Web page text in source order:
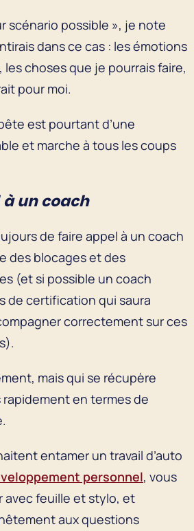
scénario possible », je note
dans ce cas : les émotions
choses que je pourrais faire,
pour moi.
est pourtant d’une
et marche à tous les coups
un coach
de faire appel à un coach
des blocages et des
(et si possible un coach
de certification qui saura
correctement sur ces
mais qui se récupère
en termes de
entamer un travail d’auto
personnel, vous
avec feuille et stylo, et
aux questions